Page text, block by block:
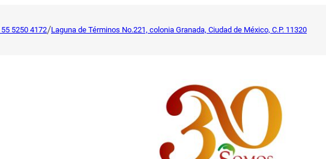
5250 4172/Laguna de Términos No.221, colonia Granada, Ciudad de México, C.P. 11320